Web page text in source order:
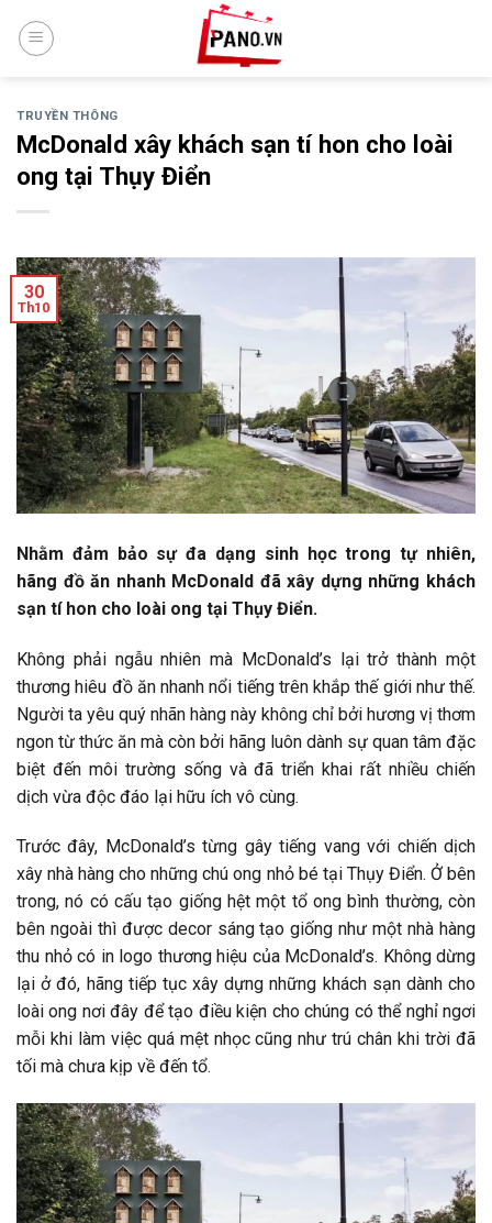
TRUYỀN THÔNG
McDonald xây khách sạn tí hon cho loài
ong tại Thụy Điển
30
Th10
Nhằm đảm bảo sự đa dạng sinh học trong tự nhiên,
hãng đồ ăn nhanh McDonald đã xây dựng những khách
sạn tí hon cho loài ong tại Thụy Điển.
Không phải ngẫu nhiên mà McDonald’s lại trở thành một
thương hiêu đồ ăn nhanh nổi tiếng trên khắp thế giới như thế.
Người ta yêu quý nhãn hàng này không chỉ bởi hương vị thơm
ngon từ thức ăn mà còn bởi hãng luôn dành sự quan tâm đặc
biệt đến môi trường sống và đã triển khai rất nhiều chiến
dịch vừa độc đáo lại hữu ích vô cùng.
Trước đây, McDonald’s từng gây tiếng vang với chiến dịch
xây nhà hàng cho những chú ong nhỏ bé tại Thụy Điển. Ở bên
trong, nó có cấu tạo giống hệt một tổ ong bình thường, còn
bên ngoài thì được decor sáng tạo giống như một nhà hàng
thu nhỏ có in logo thương hiệu của McDonald’s. Không dừng
lại ở đó, hãng tiếp tục xây dựng những khách sạn dành cho
loài ong nơi đây để tạo điều kiện cho chúng có thể nghỉ ngơi
mỗi khi làm việc quá mệt nhọc cũng như trú chân khi trời đã
tối mà chưa kịp về đến tổ.